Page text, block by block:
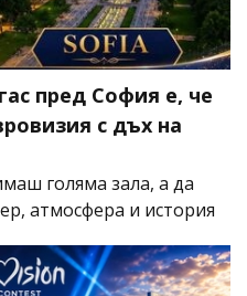
пред София е, че
с дъх на
голяма зала, а да
атмосфера и история